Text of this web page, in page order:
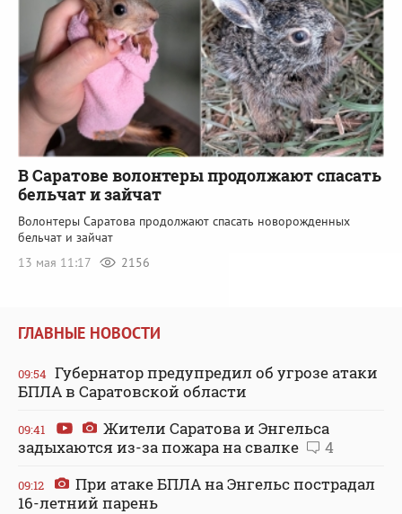
В Саратове волонтеры продолжают спасать
бельчат и зайчат
Волонтеры Саратова продолжают спасать новорожденных
бельчат и зайчат
13 мая 11:17
2156
ГЛАВНЫЕ НОВОСТИ
09:54 Губернатор предупредил об угрозе атаки
БПЛА в Саратовской области
09:41
Жители Саратова и Энгельса
задыхаются из-за пожара на свалке
4
09:12
При атаке БПЛА на Энгельс пострадал
16-летний парень